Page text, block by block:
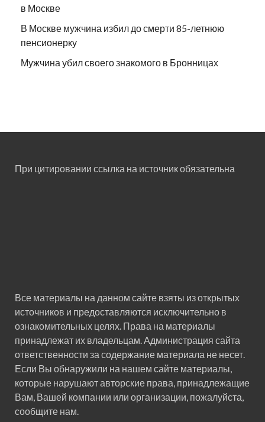
в Москве
В Москве мужчина избил до смерти 85-летнюю
пенсионерку
Мужчина убил своего знакомого в Бронницах
При цитировании ссылка на источник обязательна
Все материалы на данном сайте взяты из открытых
источников и предоставляются исключительно в
ознакомительных целях. Права на материалы
принадлежат их владельцам. Администрация сайта
ответственности за содержание материала не несет.
Если Вы обнаружили на нашем сайте материалы,
которые нарушают авторские права, принадлежащие
Вам, Вашей компании или организации, пожалуйста,
сообщите нам.